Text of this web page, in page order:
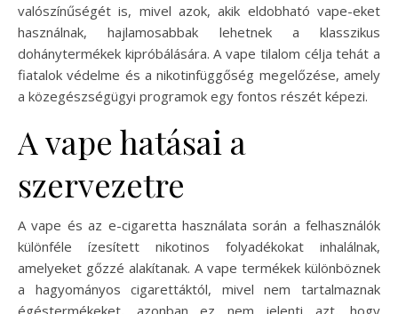
valószínűségét is, mivel azok, akik eldobható vape-eket
használnak, hajlamosabbak lehetnek a klasszikus
dohánytermékek kipróbálására. A vape tilalom célja tehát a
fiatalok védelme és a nikotinfüggőség megelőzése, amely
a közegészségügyi programok egy fontos részét képezi.
A vape hatásai a
szervezetre
A vape és az e-cigaretta használata során a felhasználók
különféle ízesített nikotinos folyadékokat inhalálnak,
amelyeket gőzzé alakítanak. A vape termékek különböznek
a hagyományos cigarettáktól, mivel nem tartalmaznak
égéstermékeket, azonban ez nem jelenti azt, hogy